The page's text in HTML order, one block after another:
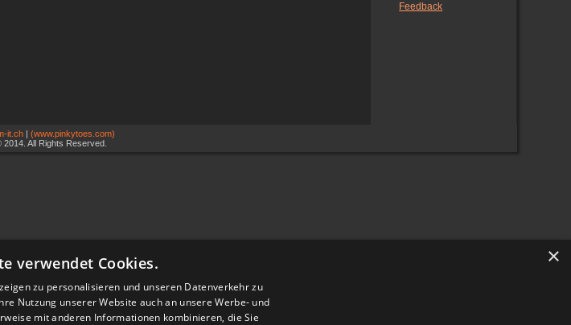
Feedback
it.ch| (www.pinkytoes.com)
All Rights Reserved.
×
verwendet Cookies.
zu personalisieren und unseren Datenverkehr zu
Nutzung unserer Website auch an unsere Werbe- und
mit anderen Informationen kombinieren, die Sie